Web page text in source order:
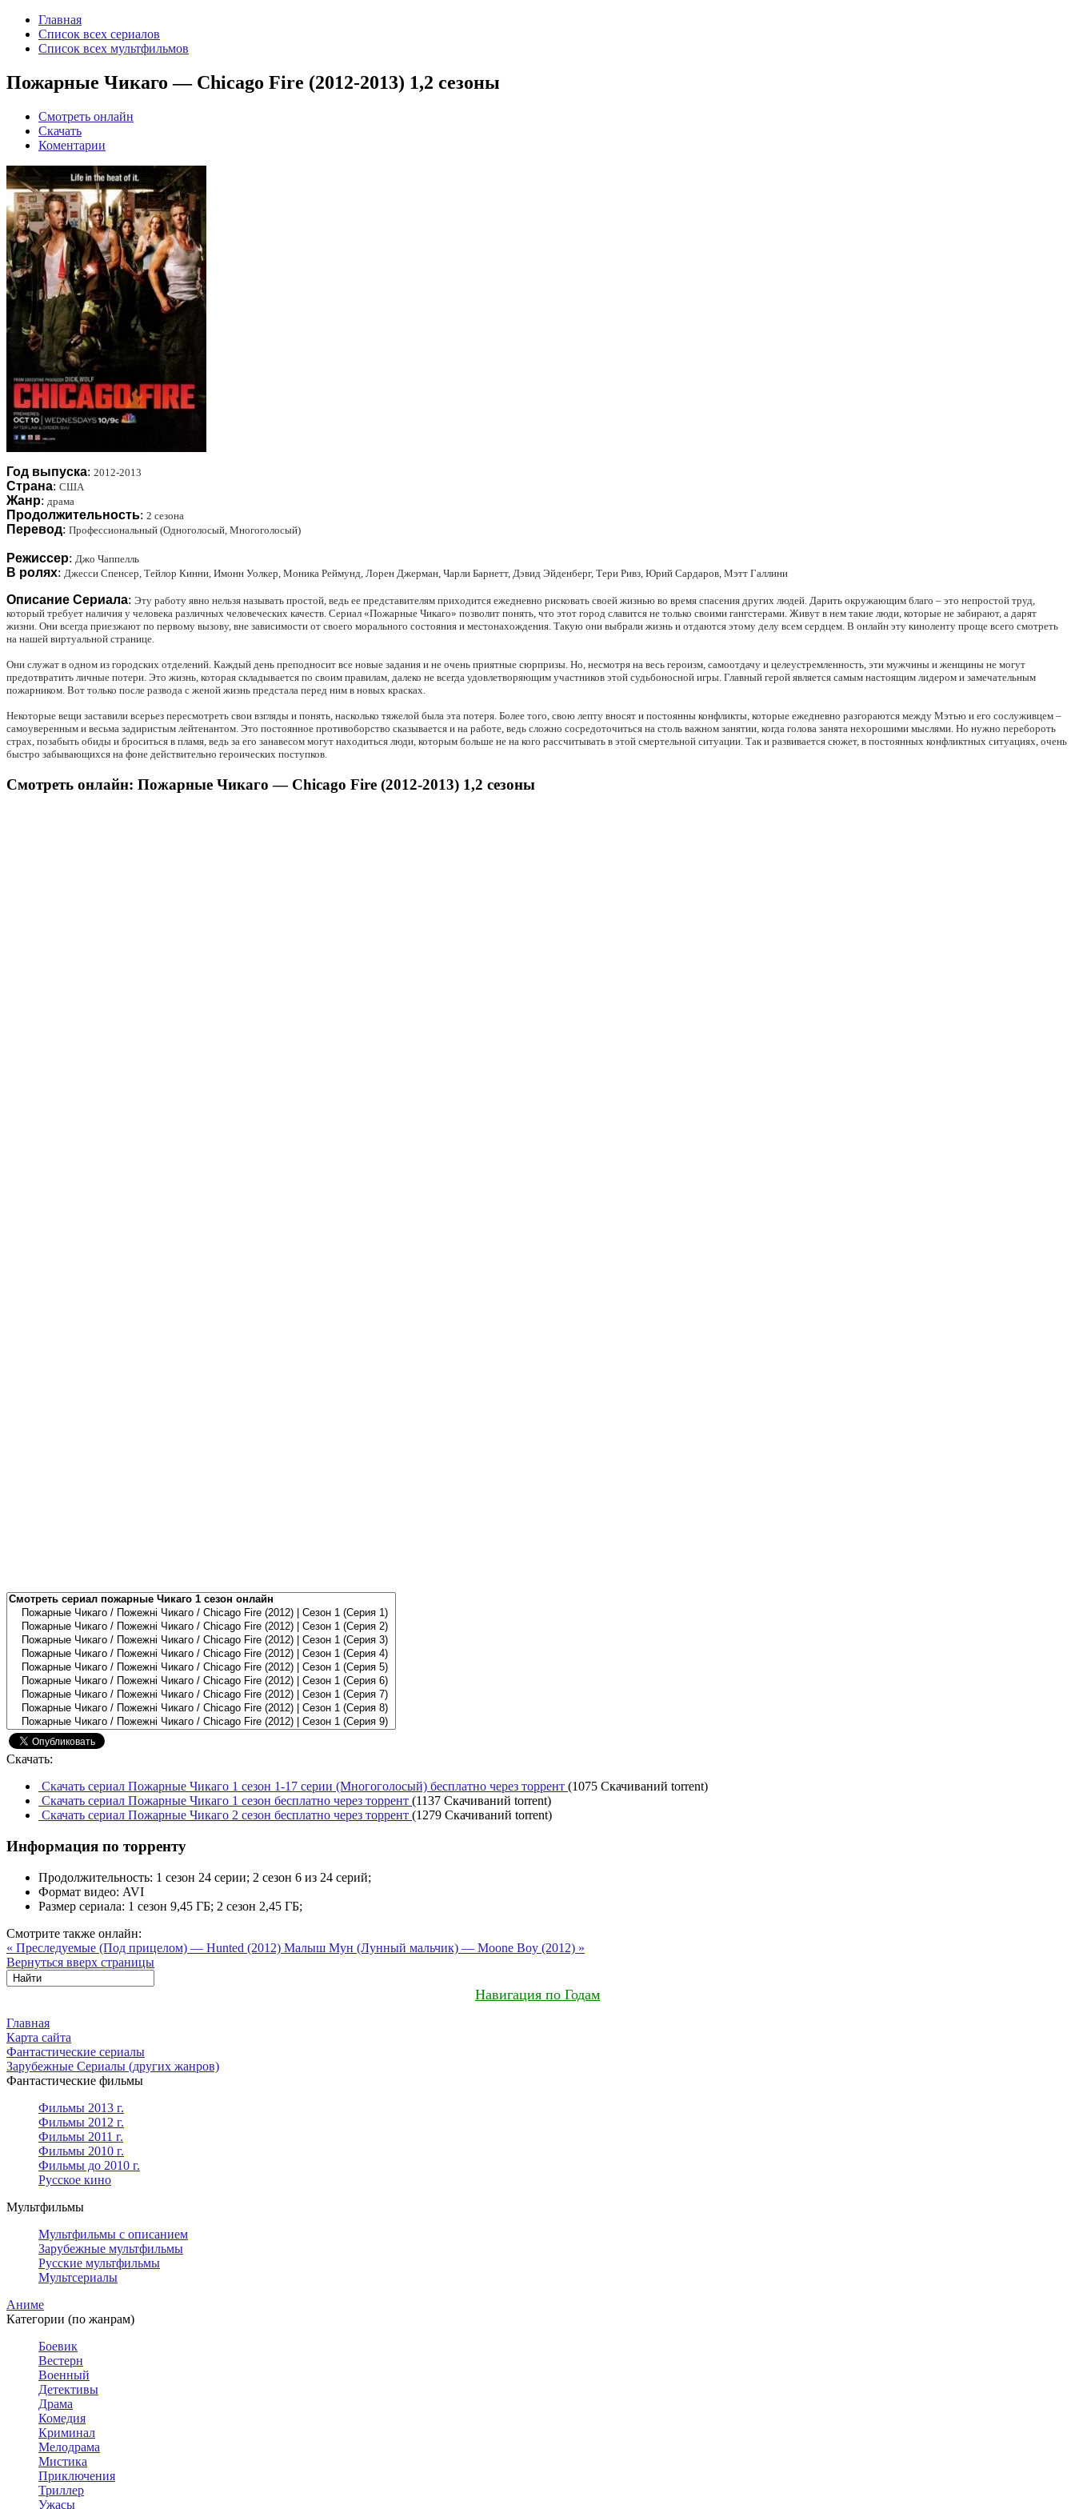
Главная
Список всех сериалов
Список всех мультфильмов
Пожарные Чикаго — Chicago Fire (2012-2013) 1,2 сезоны
Смотреть онлайн
Скачать
Коментарии
Год выпуска: 2012-2013
Страна: США
Жанр: драма
Продолжительность: 2 сезона
Перевод: Профессиональный (Одноголосый, Многоголосый)
Режиссер: Джо Чаппелль
В ролях: Джесси Спенсер, Тейлор Кинни, Имонн Уолкер, Моника Реймунд, Лорен Джерман, Чарли Барнетт, Дэвид Эйденберг, Тери Ривз, Юрий Сардаров, Мэтт Галлини
Описание Сериала: Эту работу явно нельзя называть простой, ведь ее представителям приходится ежедневно рисковать своей жизнью во время спасения других людей. Дарить окружающим благо – это непростой труд,
который требует наличия у человека различных человеческих качеств. Сериал «Пожарные Чикаго» позволит понять, что этот город славится не только своими гангстерами. Живут в нем такие люди, которые не забирают, а дарят
жизни. Они всегда приезжают по первому вызову, вне зависимости от своего морального состояния и местонахождения. Такую они выбрали жизнь и отдаются этому делу всем сердцем. В онлайн эту киноленту проще всего смотреть
на нашей виртуальной странице.
Они служат в одном из городских отделений. Каждый день преподносит все новые задания и не очень приятные сюрпризы. Но, несмотря на весь героизм, самоотдачу и целеустремленность, эти мужчины и женщины не могут
предотвратить личные потери. Это жизнь, которая складывается по своим правилам, далеко не всегда удовлетворяющим участников этой судьбоносной игры. Главный герой является самым настоящим лидером и замечательным
пожарником. Вот только после развода с женой жизнь предстала перед ним в новых красках.
Некоторые вещи заставили всерьез пересмотреть свои взгляды и понять, насколько тяжелой была эта потеря. Более того, свою лепту вносят и постоянны конфликты, которые ежедневно разгораются между Мэтью и его сослуживцем –
самоуверенным и весьма задиристым лейтенантом. Это постоянное противоборство сказывается и на работе, ведь сложно сосредоточиться на столь важном занятии, когда голова занята нехорошими мыслями. Но нужно перебороть
страх, позабыть обиды и броситься в пламя, ведь за его занавесом могут находиться люди, которым больше не на кого рассчитывать в этой смертельной ситуации. Так и развивается сюжет, в постоянных конфликтных ситуациях, очень
быстро забывающихся на фоне действительно героических поступков.
Смотреть онлайн: Пожарные Чикаго — Chicago Fire (2012-2013) 1,2 сезоны
Скачать:
Скачать сериал Пожарные Чикаго 1 сезон 1-17 серии (Многоголосый) бесплатно через торрент (1075 Скачиваний torrent)
Скачать сериал Пожарные Чикаго 1 сезон бесплатно через торрент (1137 Скачиваний torrent)
Скачать сериал Пожарные Чикаго 2 сезон бесплатно через торрент (1279 Скачиваний torrent)
Информация по торренту
Продолжительность: 1 сезон 24 серии; 2 сезон 6 из 24 серий;
Формат видео: AVI
Размер сериала: 1 сезон 9,45 ГБ; 2 сезон 2,45 ГБ;
Смотрите также онлайн:
« Преследуемые (Под прицелом) — Hunted (2012) Малыш Мун (Лунный мальчик) — Moone Boy (2012) »
Вернуться вверх страницы
Навигация по Годам
Главная
Карта сайта
Фантастические сериалы
Зарубежные Сериалы (других жанров)
Фантастические фильмы
Фильмы 2013 г.
Фильмы 2012 г.
Фильмы 2011 г.
Фильмы 2010 г.
Фильмы до 2010 г.
Русское кино
Мультфильмы
Мультфильмы с описанием
Зарубежные мультфильмы
Русские мультфильмы
Мультсериалы
Аниме
Категории (по жанрам)
Боевик
Вестерн
Военный
Детективы
Драма
Комедия
Криминал
Мелодрама
Мистика
Приключения
Триллер
Ужасы